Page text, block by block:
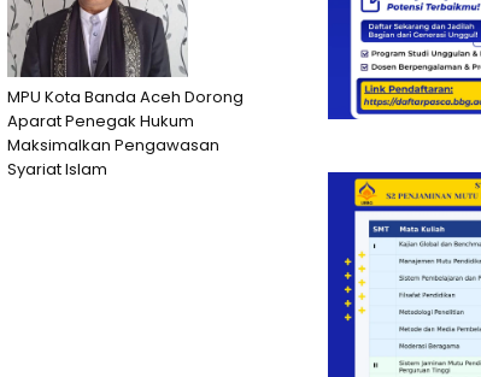
MPU Kota Banda Aceh Dorong
Aparat Penegak Hukum
Maksimalkan Pengawasan
Syariat Islam